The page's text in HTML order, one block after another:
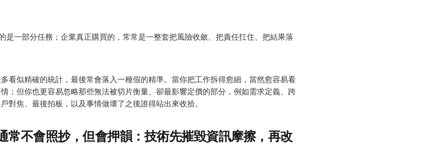
是一部分任務；企業真正購買的，常常是一整套把風險收斂、把責任扛住、把結果落
看似精確的統計，最後常會落入一種假的精準。當你把工作拆得愈細，當然愈容易看
；但你也更容易忽略那些無法被切片衡量、卻最影響定價的部分，例如需求定義、跨
對焦、最後拍板，以及事情做壞了之後誰得站出來收拾。
常不會照抄，但會押韻：技術先摧毀資訊摩擦，再改